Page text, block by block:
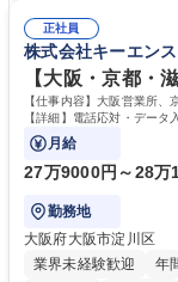
平均100件前後■メール・手紙：同上
相談室】お客様のお声
すのでご安心ください
う会社として、お客様
を込めてコミュニケ
す。 学歴・資格 学歴：大学院 大学 高専 短大 専修学校 高校 語学力： 資
格：
正社員
株式会社キーエンス
【大阪・京都
【仕事内容】大阪営業所、
【詳細】電話応対・データ
で発生する事務業務や業務
月給
27万9000円～28万
勤務地
大阪府大阪市淀川区
業界未経験歓迎
年